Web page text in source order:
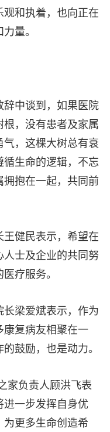
和执着，也向正在
量。
中谈到，如果医院
，没有患者及家属
，这棵大树总有衰
生命的逻辑，不忘
抱在一起，共同前
王健民表示，希望在
士及企业的共同努
疗服务。
长梁爱斌表示，作为
复病友相聚在一
鼓励，也是动力。
家负责人顾洪飞表
一步发挥自身优
更多生命创造希